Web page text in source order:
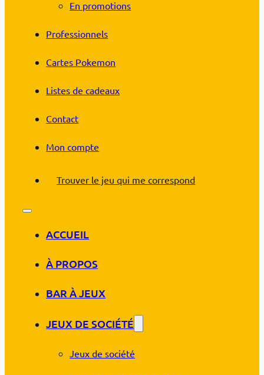
En promotions
Professionnels
Cartes Pokemon
Listes de cadeaux
Contact
Mon compte
Trouver le jeu qui me correspond
ACCUEIL
À PROPOS
BAR À JEUX
JEUX DE SOCIÉTÉ
Jeux de société